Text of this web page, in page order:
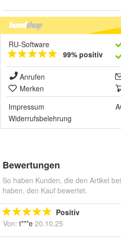
RU-Software
99% positiv
Anrufen
Merken
Impressum
Widerrufsbelehrung
Bewertungen
So haben Kunden, die den Artikel
haben, den Kauf bewertet.
Positiv
Von: t***e 20.10.25